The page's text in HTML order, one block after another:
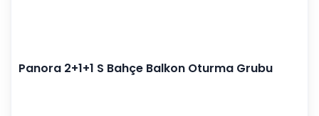
Panora 2+1+1 S Bahçe Balkon Oturma Grubu